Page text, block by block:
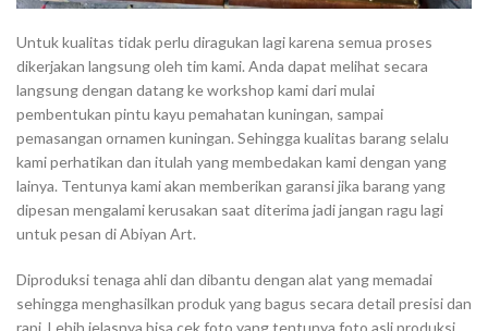
Untuk kualitas tidak perlu diragukan lagi karena semua proses
dikerjakan langsung oleh tim kami. Anda dapat melihat secara
langsung dengan datang ke workshop kami dari mulai
pembentukan pintu kayu pemahatan kuningan, sampai
pemasangan ornamen kuningan. Sehingga kualitas barang selalu
kami perhatikan dan itulah yang membedakan kami dengan yang
lainya. Tentunya kami akan memberikan garansi jika barang yang
dipesan mengalami kerusakan saat diterima jadi jangan ragu lagi
untuk pesan di Abiyan Art.
Diproduksi tenaga ahli dan dibantu dengan alat yang memadai
sehingga menghasilkan produk yang bagus secara detail presisi dan